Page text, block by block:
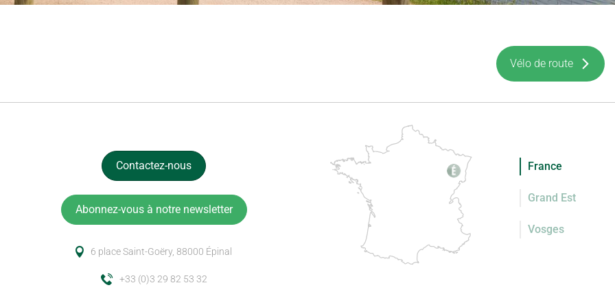
Vélo de route
Contactez-nous
Abonnez-vous à notre newsletter
6 place Saint-Goëry, 88000 Épinal
+33 (0)3 29 82 53 32
France
Grand Est
Vosges